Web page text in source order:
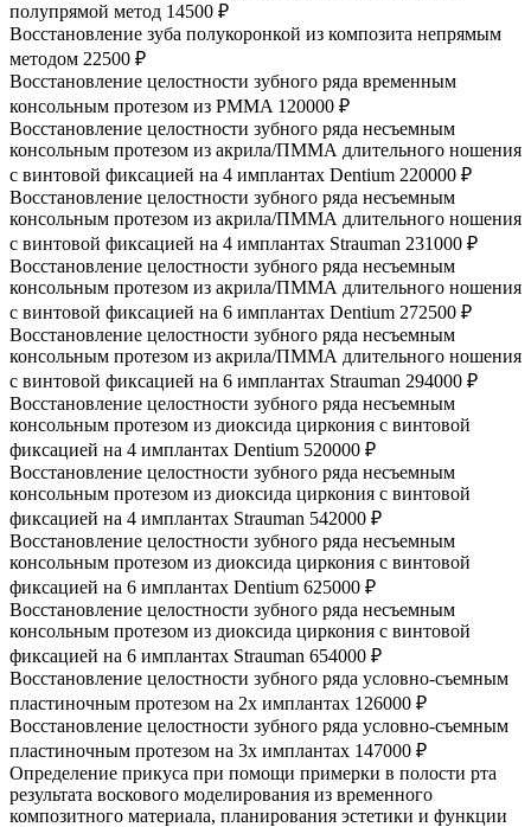
полупрямой метод 14500 ₽
Восстановление зуба полукоронкой из композита непрямым
методом 22500 ₽
Восстановление целостности зубного ряда временным
консольным протезом из PMMA 120000 ₽
Восстановление целостности зубного ряда несъемным
консольным протезом из акрила/ПММА длительного ношения
с винтовой фиксацией на 4 имплантах Dentium 220000 ₽
Восстановление целостности зубного ряда несъемным
консольным протезом из акрила/ПММА длительного ношения
с винтовой фиксацией на 4 имплантах Strauman 231000 ₽
Восстановление целостности зубного ряда несъемным
консольным протезом из акрила/ПММА длительного ношения
с винтовой фиксацией на 6 имплантах Dentium 272500 ₽
Восстановление целостности зубного ряда несъемным
консольным протезом из акрила/ПММА длительного ношения
с винтовой фиксацией на 6 имплантах Strauman 294000 ₽
Восстановление целостности зубного ряда несъемным
консольным протезом из диоксида циркония с винтовой
фиксацией на 4 имплантах Dentium 520000 ₽
Восстановление целостности зубного ряда несъемным
консольным протезом из диоксида циркония с винтовой
фиксацией на 4 имплантах Strauman 542000 ₽
Восстановление целостности зубного ряда несъемным
консольным протезом из диоксида циркония с винтовой
фиксацией на 6 имплантах Dentium 625000 ₽
Восстановление целостности зубного ряда несъемным
консольным протезом из диоксида циркония с винтовой
фиксацией на 6 имплантах Strauman 654000 ₽
Восстановление целостности зубного ряда условно-съемным
пластиночным протезом на 2х имплантах 126000 ₽
Восстановление целостности зубного ряда условно-съемным
пластиночным протезом на 3х имплантах 147000 ₽
Определение прикуса при помощи примерки в полости рта
результата воскового моделирования из временного
композитного материала, планирования эстетики и функции